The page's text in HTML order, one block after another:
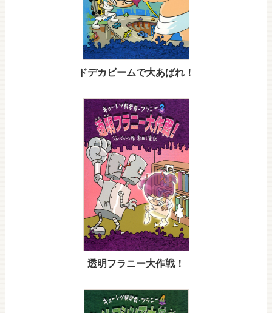
ドデカビームで大あばれ！
透明フラニー大作戦！